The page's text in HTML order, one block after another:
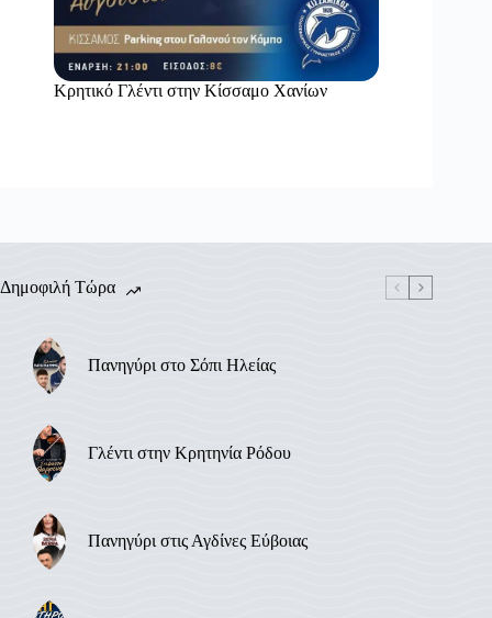
Κρητικό Γλέντι στην Κίσσαμο Χανίων
Δημοφιλή Τώρα
Πανηγύρι στο Σόπι Ηλείας
Γλέντι στην Κρητηνία Ρόδου
Πανηγύρι στις Αγδίνες Εύβοιας